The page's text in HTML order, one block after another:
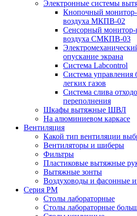
Электронные системы
Кнопочный монитор-
воздуха МКПВ-02
Сенсорный монитор-
воздуха СМКПВ-03
опускание экрана
Система Labcontrol
Система управления
легких газов
Система слива
переполнения
Шкафы вытяжные ШВЛ
На алюминиевом каркасе
Вентиляция
Какой тип вентиляции
Вентиляторы и шиберы
Фильтры
Пластиковые вытяжные
Вытяжные зонты
Воздуховоды и фасонные
Серия РМ
Столы лабораторные
Столы лабораторные